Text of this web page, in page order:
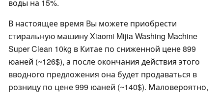
воды на 15%.
В настоящее время Вы можете приобрести
стиральную машину Xiaomi Mijia Washing Machine
Super Clean 10kg в Китае по сниженной цене 899
юаней (~126$), а после окончания действия этого
вводного предложения она будет продаваться в
розницу по цене 999 юаней (~140$). Маловероятно,